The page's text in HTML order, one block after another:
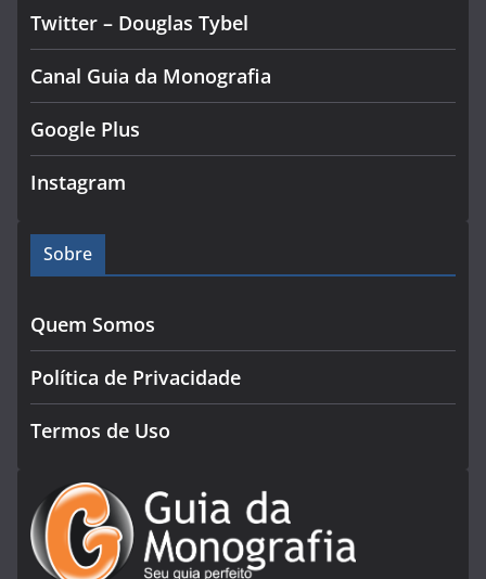
Twitter – Douglas Tybel
Canal Guia da Monografia
Google Plus
Instagram
Sobre
Quem Somos
Política de Privacidade
Termos de Uso